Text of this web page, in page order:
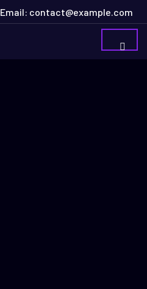
Email: contact@example.com